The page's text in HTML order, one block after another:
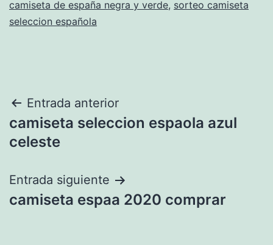
camiseta de españa negra y verde, sorteo camiseta
seleccion española
Navegación
de
Entrada anterior
camiseta seleccion espaola azul
celeste
Entrada siguiente
camiseta espaa 2020 comprar